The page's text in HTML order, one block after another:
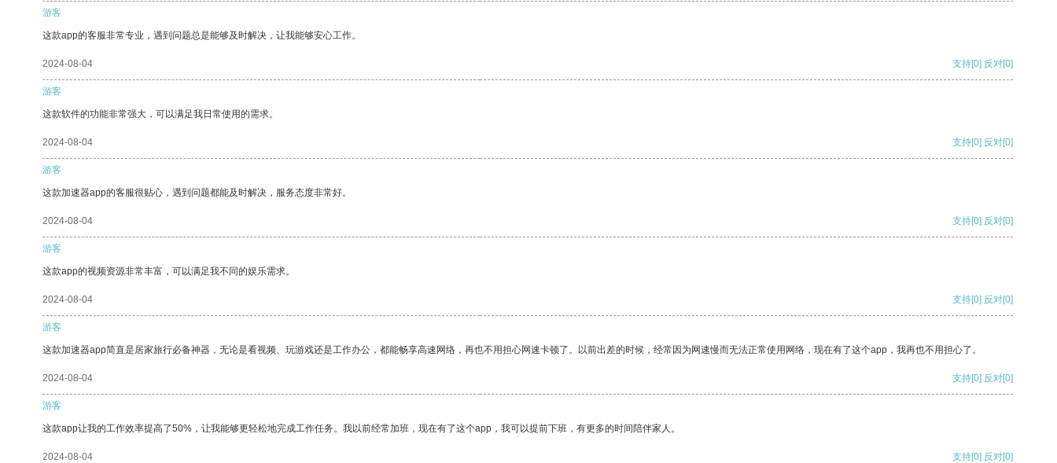
游客
这款app的客服非常专业，遇到问题总是能够及时解决，让我能够安心工作。
2024-08-04 支持[0] 反对[0]
游客
这款软件的功能非常强大，可以满足我日常使用的需求。
2024-08-04 支持[0] 反对[0]
游客
这款加速器app的客服很贴心，遇到问题都能及时解决，服务态度非常好。
2024-08-04 支持[0] 反对[0]
游客
这款app的视频资源非常丰富，可以满足我不同的娱乐需求。
2024-08-04 支持[0] 反对[0]
游客
这款加速器app简直是居家旅行必备神器，无论是看视频、玩游戏还是工作办公，都能畅享高速网络，再也不用担心网速卡顿了。以前出差的时候，经常因为网速慢而无法正常使用网络，现在有了这个app，我再也不用担心了。
2024-08-04 支持[0] 反对[0]
游客
这款app让我的工作效率提高了50%，让我能够更轻松地完成工作任务。我以前经常加班，现在有了这个app，我可以提前下班，有更多的时间陪伴家人。
2024-08-04 支持[0] 反对[0]